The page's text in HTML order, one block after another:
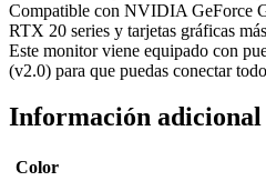
Compatible con NVIDIA GeForce
RTX 20 series y tarjetas gráficas
Este monitor viene equipado con
(v2.0) para que puedas conectar
Información adicional
Color